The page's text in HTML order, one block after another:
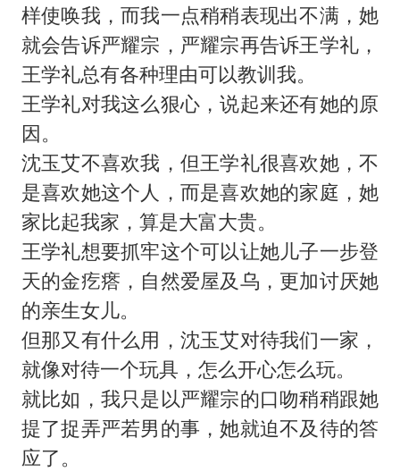
样使唤我，而我一点稍稍表现出不满，她
就会告诉严耀宗，严耀宗再告诉王学礼，
王学礼总有各种理由可以教训我。
王学礼对我这么狠心，说起来还有她的原
因。
沈玉艾不喜欢我，但王学礼很喜欢她，不
是喜欢她这个人，而是喜欢她的家庭，她
家比起我家，算是大富大贵。
王学礼想要抓牢这个可以让她儿子一步登
天的金疙瘩，自然爱屋及乌，更加讨厌她
的亲生女儿。
但那又有什么用，沈玉艾对待我们一家，
就像对待一个玩具，怎么开心怎么玩。
就比如，我只是以严耀宗的口吻稍稍跟她
提了捉弄严若男的事，她就迫不及待的答
应了。